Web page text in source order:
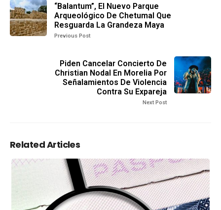
“Balantum”, El Nuevo Parque
Arqueológico De Chetumal Que
Resguarda La Grandeza Maya
Previous Post
Piden Cancelar Concierto De
Christian Nodal En Morelia Por
Señalamientos De Violencia
Contra Su Expareja
Next Post
Related Articles